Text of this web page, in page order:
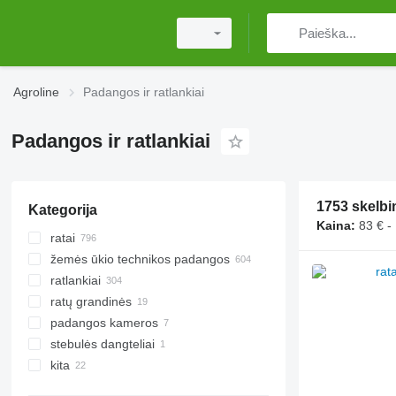
Agroline Padangos ir ratlankiai
Padangos ir ratlankiai
Kategorija
ratai
žemės ūkio technikos padangos
padangos traktoriui
padangos priekabinei žemės ūkio
technikai
ratlankiai
ratų grandinės
padangos kameros
stebulės dangteliai
kita
1753
Kaina: 83 € -